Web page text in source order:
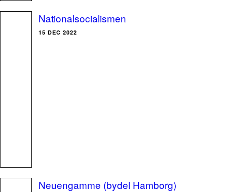
Nationalsocialismen
15 DEC 2022
Neuengamme (bydel Hamborg)